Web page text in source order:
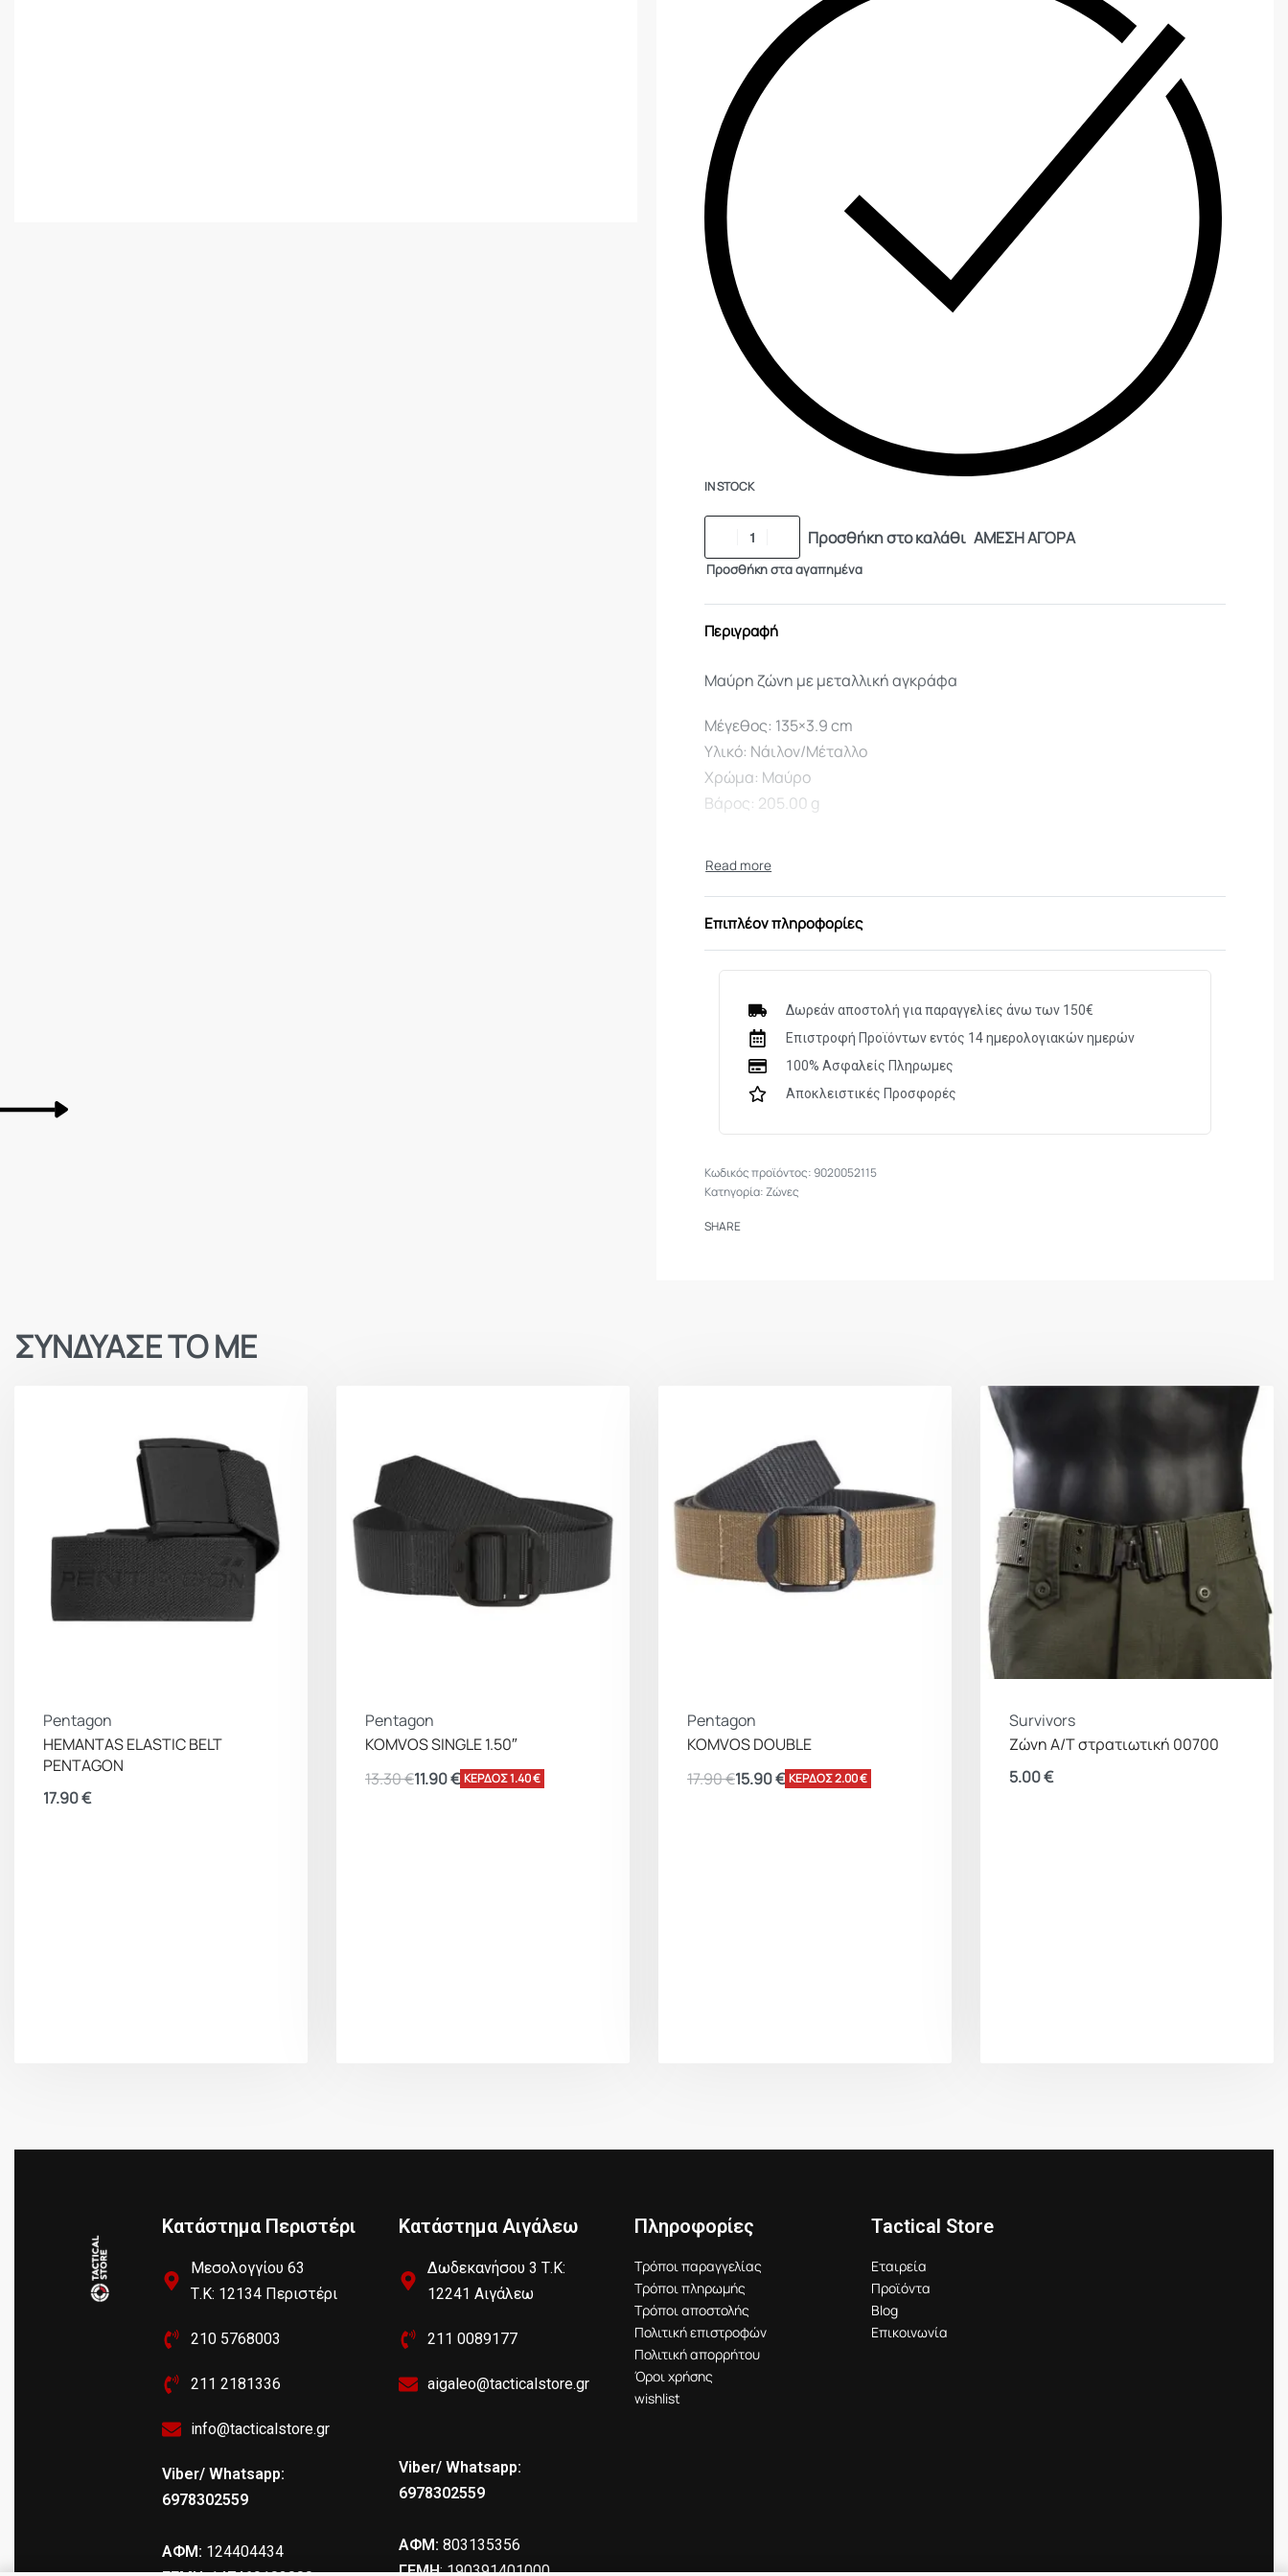
IN STOCK
Προσθήκη στο καλάθι ΑΜΕΣΗ ΑΓΟΡΑ
Προσθήκη στα αγαπημένα
Περιγραφή
Μαύρη ζώνη με μεταλλική αγκράφα
Μέγεθος: 135×3.9 cm
Υλικό: Νάιλον/Μέταλλο
Χρώμα: Μαύρο
Βάρος: 205.00 g
Επιπλέον πληροφορίες
Δωρεάν αποστολή για παραγγελίες άνω των 150€
Επιστροφή Προϊόντων εντός 14 ημερολογιακών ημερών
100% Ασφαλείς Πληρωμες
Αποκλειστικές Προσφορές
9020052115
Κατηγορία:Ζώνες
SHARE
ΣΥΝΔΥΑΣΕ ΤΟ ΜΕ
Pentagon
HEMANTAS ELASTIC BELT
PENTAGON
17.90€
Pentagon
KOMVOS SINGLE 1.50″
13.30€11.90€ ΚΕΡΔΟΣ 1.40 €
Pentagon
KOMVOS DOUBLE
17.90€15.90€ ΚΕΡΔΟΣ 2.00 €
Survivors
Ζώνη Α/Τ στρατιωτική 00700
5.00€
Κατάστημα Περιστέρι
Μεσολογγίου 63
Τ.Κ: 12134 Περιστέρι
210 5768003
211 2181336
info@tacticalstore.gr
Viber/ Whatsapp:
6978302559
ΑΦΜ: 124404434
Κατάστημα Αιγάλεω
Δωδεκανήσου 3 Τ.Κ:
12241 Αιγάλεω
211 0089177
aigaleo@tacticalstore.gr
Viber/ Whatsapp:
6978302559
ΑΦΜ: 803135356
ΓΕΜΗ: 190391401000
Πληροφορίες
Τρόποι παραγγελίας
Τρόποι πληρωμής
Τρόποι αποστολής
Πολιτική επιστροφών
Πολιτική απορρήτου
Όροι χρήσης
wishlist
Tactical Store
Εταιρεία
Προϊόντα
Blog
Επικοινωνία